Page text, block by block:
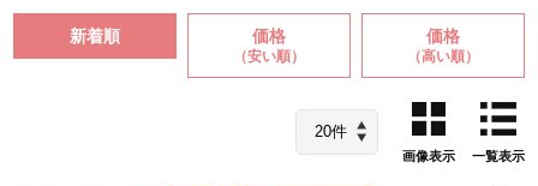
新着順 価格
（安い順）
価格
（高い順）
画像表示 一覧表示